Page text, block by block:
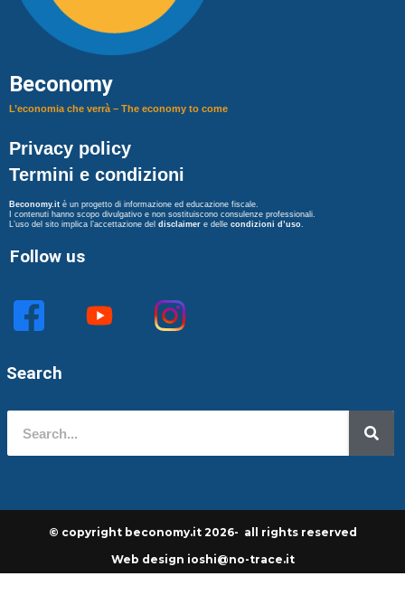
Beconomy
L’economia che verrà – The economy to come
Privacy policy
Termini e condizioni
Beconomy.it è un progetto di informazione ed educazione fiscale.
I contenuti hanno scopo divulgativo e non sostituiscono consulenze professionali.
L’uso del sito implica l’accettazione del disclaimer e delle condizioni d’uso.
Follow us
Search
© copyright beconomy.it 2026- all rights reserved
Web design ioshi@no-trace.it